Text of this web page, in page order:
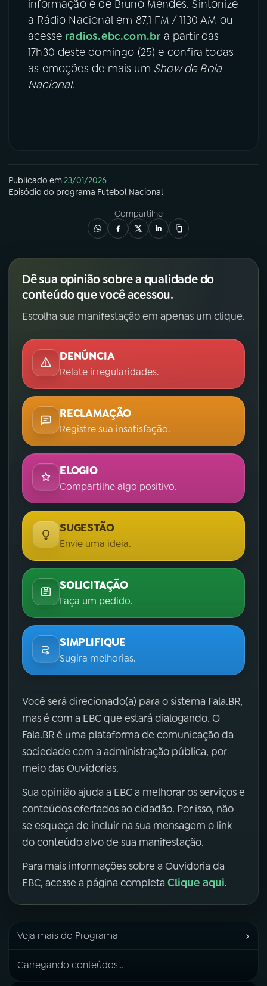
informação é de Bruno Mendes. Sintonize
a Rádio Nacional em 87,1 FM / 1130 AM ou
acesse radios.ebc.com.br a partir das
17h30 deste domingo (25) e confira todas
as emoções de mais um Show de Bola
Nacional.
Publicado em23/01/2026
Episódio do programa Futebol Nacional
Compartilhe
Dê sua opinião sobre a qualidade do
conteúdo que você acessou.
Escolha sua manifestação em apenas um clique.
DENÚNCIA
Relate irregularidades.
RECLAMAÇÃO
Registre sua insatisfação.
ELOGIO
Compartilhe algo positivo.
SUGESTÃO
Envie uma ideia.
SOLICITAÇÃO
Faça um pedido.
SIMPLIFIQUE
Sugira melhorias.
Você será direcionado(a) para o sistema Fala.BR,
mas é com a EBC que estará dialogando. O
Fala.BR é uma plataforma de comunicação da
sociedade com a administração pública, por
meio das Ouvidorias.
Sua opinião ajuda a EBC a melhorar os serviços e
conteúdos ofertados ao cidadão. Por isso, não
se esqueça de incluir na sua mensagem o link
do conteúdo alvo de sua manifestação.
Para mais informações sobre a Ouvidoria da
EBC, acesse a página completa Clique aqui.
Veja mais do Programa ›
Carregando conteúdos...